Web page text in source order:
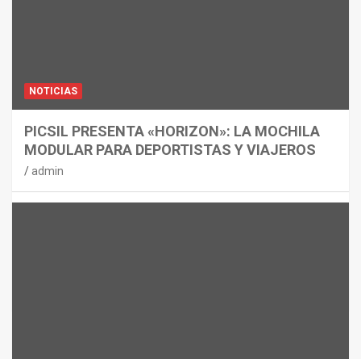
NOTICIAS
PICSIL PRESENTA «HORIZON»: LA MOCHILA
MODULAR PARA DEPORTISTAS Y VIAJEROS
admin